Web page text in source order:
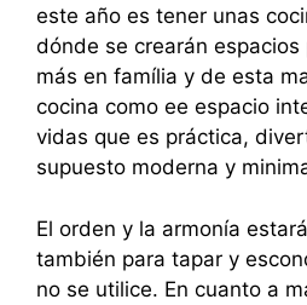
este año es tener unas
dónde se crearán
más en família y de esta
cocina como ee espacio
vidas que es práctica,
supuesto moderna y
El orden y la armonía
también para tapar y
no se utilice. En cuanto a